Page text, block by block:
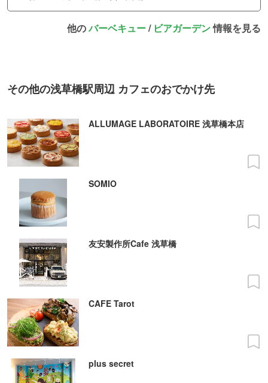
他のバーベキュー/ ビアガーデン情報を見る
その他の浅草橋駅周辺 カフェのおでかけ先
ALLUMAGE LABORATOIRE 浅草橋本店
SOMIO
友安製作所Cafe 浅草橋
CAFE Tarot
plus secret